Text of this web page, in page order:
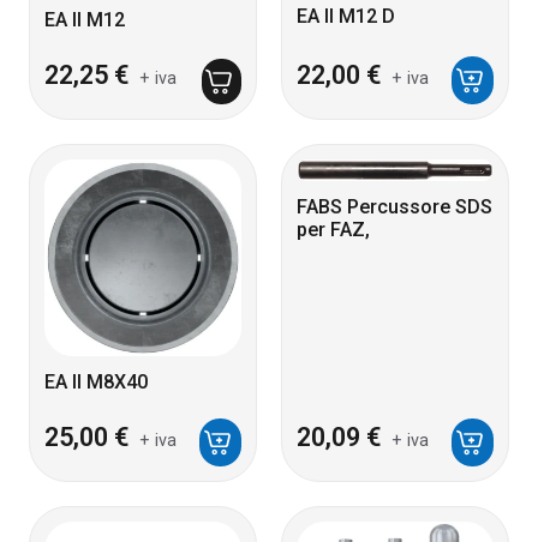
EA II M12
22,25 € + iva
EA II M12 D
22,00 € + iva
EA II M8X40
25,00 € + iva
FABS Percussore SDS
per FAZ,
20,09 € + iva